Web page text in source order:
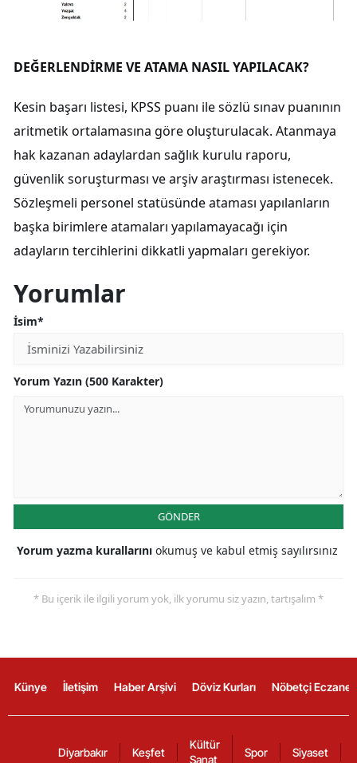
DEĞERLENDİRME VE ATAMA NASIL YAPILACAK?
Kesin başarı listesi, KPSS puanı ile sözlü sınav puanının
aritmetik ortalamasına göre oluşturulacak. Atanmaya
hak kazanan adaylardan sağlık kurulu raporu,
güvenlik soruşturması ve arşiv araştırması istenecek.
Sözleşmeli personel statüsünde ataması yapılanların
başka birimlere atamaları yapılamayacağı için
adayların tercihlerini dikkatli yapmaları gerekiyor.
Yorumlar
İsim*
Yorum Yazın (500 Karakter)
GÖNDER
Yorum yazma kurallarını okumuş ve kabul etmiş sayılırsınız
* Bu içerik ile ilgili yorum yok, ilk yorumu siz yazın, tartışalım *
Künye İletişim Haber Arşivi Döviz Kurları Nöbetçi
Diyarbakır Keşfet
Kültür
Sanat
Spor Siyaset